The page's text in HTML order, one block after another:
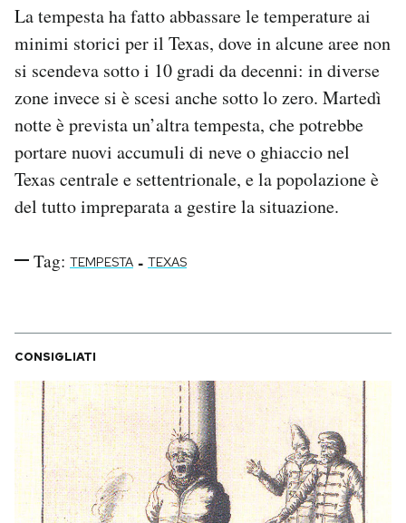
La tempesta ha fatto abbassare le temperature ai
minimi storici per il Texas, dove in alcune aree non
si scendeva sotto i 10 gradi da decenni: in diverse
zone invece si è scesi anche sotto lo zero. Martedì
notte è prevista un’altra tempesta, che potrebbe
portare nuovi accumuli di neve o ghiaccio nel
Texas centrale e settentrionale, e la popolazione è
del tutto impreparata a gestire la situazione.
Tag: TEMPESTA - TEXAS
CONSIGLIATI